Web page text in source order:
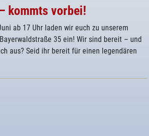
kommts vorbei!
ab 17 Uhr laden wir euch zu unserem
35 ein! Wir sind bereit – und
aus? Seid ihr bereit für einen legendären